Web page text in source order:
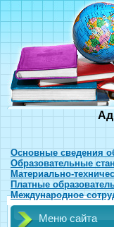
Основные сведения
Образовательные
Материально-
Платные
Международное
Меню сайта